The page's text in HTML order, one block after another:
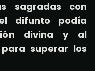
sagradas con
difunto podía
divina y al
superar los